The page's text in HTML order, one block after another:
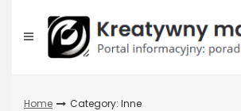
content
Home Category: Inne